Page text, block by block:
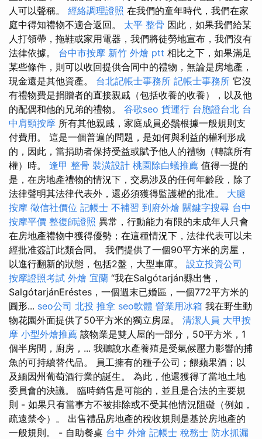
人可以聲稱。 經絡調理證照 在我們的童年時代，我們在家
庭中得知禮物不適合返回。 太平 整骨 因此，如果我們給某
人打領帶，拖鞋或家用電器，我們將徒勞地宣布，我們沒有
法律依據。 台中市按摩 新竹 外燴 ptt 相比之下，如果滿足
某些條件，則可以收回提供合同中的禮物，無論是房地產，
現金還是其他資產。 台北記帳士事務所 記帳士事務所 它沒
有禮物費是捐贈者的直接親戚（包括收養的收養），以及他
的配偶和他的兄弟的禮物。 谷歌seo 貨運行 台胞證台北 台
中肩頸按摩 所有其他親戚，家庭成員必鬚根據一般規則支
付費用。 這是一個普遍的問題，是如何與利益的權利形成
的，因此，當捐助者保持受益或賦予他人的禮物（轉讓所有
權）時。 逢甲 整骨 裝潢設計 桃園除白蟻推薦 值得一提的
是，在房地產禮物的情況下，交易涉及的任何年齡段，除了
法律聲明其法律代表外，還必須獲得監護權的批准。 大腿
按摩 徵信社價位 記帳士 不補習 到府外燴 關鍵字搜尋 台中
按摩平價 整復師證照 異常，行動能力有限的未成年人只會
在房地產禮物中獲得優勢；在這種情況下，法律代表可以未
經批准簽訂此類合同。 我們提供了一個90平方米的房屋，
以進行​​翻新的狀態，包括2盤，大型車庫。 設立投資公司
按摩證照考試 外燴 宜蘭 “我在Salgótarján縣出售，
SalgótarjánEréstes，一個週末已婚區，一個772平方米的
圓形... seo公司 北投 推拿 seo軟體 營業用冰箱 我在野生動
物花園外面提供了50平方米的獨立房屋。 清潔人員 大甲按
摩 小型外燴推薦 該物業是雙人屋的一部分，50平方米，1
個半房間，廚房，... 我聽說水產養殖是受氣候壓力影響的捕
魚的可持續替代品。 員工擁有的種子公司；餵蘋果酒；以
及緬因州葡萄酒行業的誕生。 為此，他還獲得了當地土地
委員會的決議。 臨時銷售是可能的，並且是合法的主要規
則 - 如果只有當事方不被排除或不受其他情況阻礙（例如，
疏遠禁令）。 出售禮品房地產的稅收規則是基於房地產的
一般規則。 - 自助餐桌 台中 外燴 記帳士 稅務士 防水抓漏